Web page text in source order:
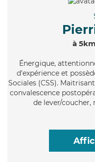
à
Énergique,
d'expérience et
Sociales (CSS).
convalescence
de lever/